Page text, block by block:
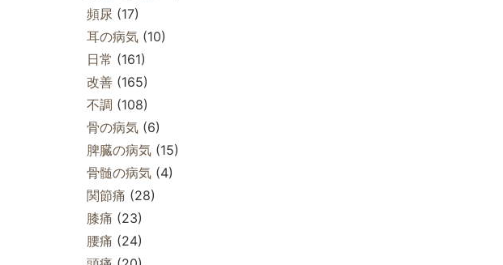
頻尿 (17)
耳の病気(10)
日常 (161)
改善(165)
不調 (108)
骨の病気(6)
脾臓の病気(15)
骨髄の病気(4)
関節痛 (28)
膝痛 (23)
腰痛 (24)